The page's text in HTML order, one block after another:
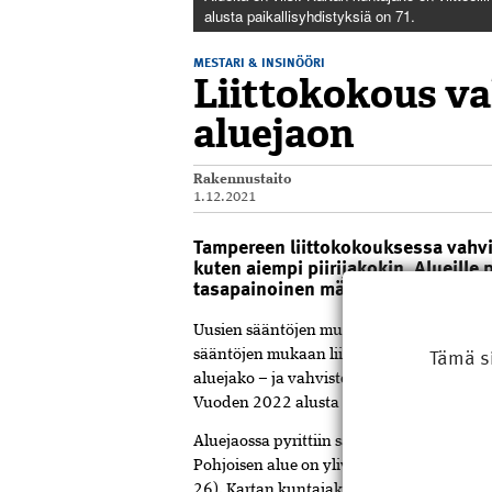
alusta paikallis­­yhdistyksiä on 71.
MESTARI & INSINÖÖRI
Liittokokous
aluejaon
Rakennustaito
1.12.2021
Tampereen liittokokouksessa
kuten aiempi piirijakokin. Alueille
tasapainoinen määrä jäseniä.
Uusien sääntöjen mukainen aluejako sai
sääntöjen mukaan liittokokouksessa
aluejako – ja vahvistetaan jatkossakin
Vuoden 2022 alusta RKL:n
Aluejaossa pyrittiin saamaan alueille
Pohjoisen alue on ylivoimaisesti laajin,
Tämä